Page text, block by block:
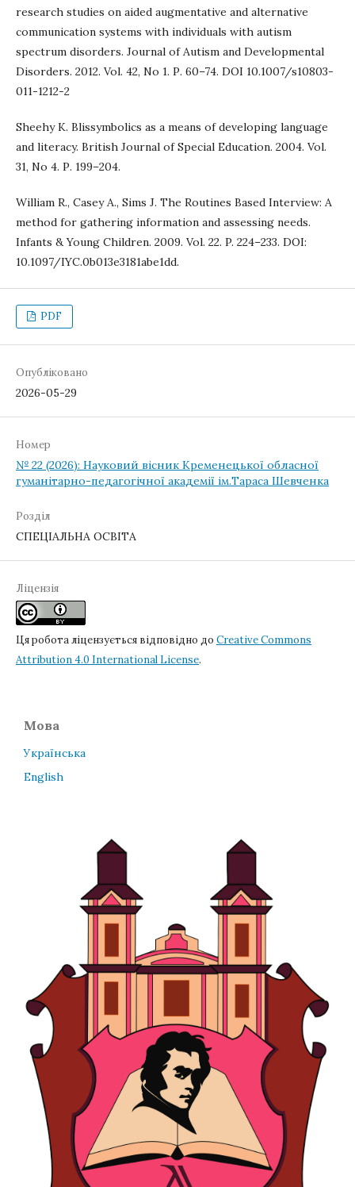
research studies on aided augmentative and alternative
communication systems with individuals with autism
spectrum disorders. Journal of Autism and Developmental
Disorders. 2012. Vol. 42, No 1. Р. 60–74. DOI 10.1007/s10803-
011-1212-2
Sheehy K. Blissymbolics as a means of developing language
and literacy. British Journal of Special Education. 2004. Vol.
31, No 4. Р. 199–204.
William R., Casey A., Sims J. The Routines Based Interview: A
method for gathering information and assessing needs.
Infants & Young Children. 2009. Vol. 22. P. 224–233. DOI:
10.1097/IYC.0b013e3181abe1dd.
PDF
Опубліковано
2026-05-29
Номер
№ 22 (2026): Науковий вісник Кременецької обласної
гуманітарно-педагогічної академії ім.Тараса Шевченка
Розділ
СПЕЦІАЛЬНА ОСВІТА
Ліцензія
Ця робота ліцензується відповідно до Creative Commons
Attribution 4.0 International License.
Мова
Українська
English